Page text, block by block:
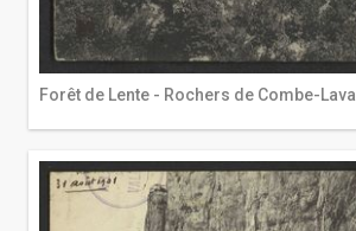
Forêt de Lente - Rochers de Combe-Laval